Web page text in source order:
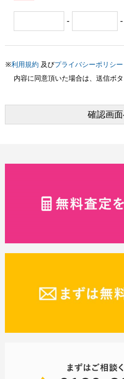
- -
※利用規約 及びプライバシーポリシー
内容に同意頂いた場合は、送信ボ